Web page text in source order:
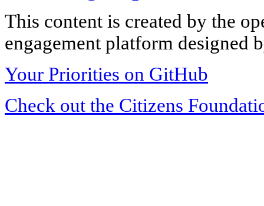
This content is created by the
engagement platform designed
Your Priorities on GitHub
Check out the Citizens